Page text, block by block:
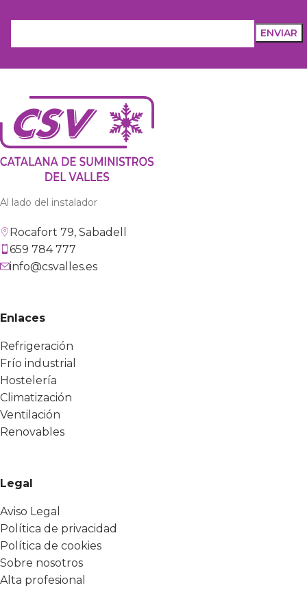
Al lado del instalador
Rocafort 79, Sabadell
659 784 777
info@csvalles.es
Enlaces
Refrigeración
Frío industrial
Hostelería
Climatización
Ventilación
Renovables
Legal
Aviso Legal
Política de privacidad
Política de cookies
Sobre nosotros
Alta profesional